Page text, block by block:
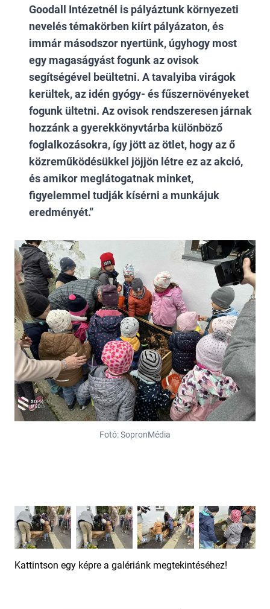
Goodall Intézetnél is pályáztunk környezeti
nevelés témakörben kiírt pályázaton, és
immár másodszor nyertünk, úgyhogy most
egy magaságyást fogunk az ovisok
segítségével beültetni. A tavalyiba virágok
kerültek, az idén gyógy- és fűszernövényeket
fogunk ültetni. Az ovisok rendszeresen járnak
hozzánk a gyerekkönyvtárba különböző
foglalkozásokra, így jött az ötlet, hogy az ő
közreműködésükkel jöjjön létre ez az akció,
és amikor meglátogatnak minket,
figyelemmel tudják kísérni a munkájuk
eredményét.
Fotó: SopronMédia
Kattintson egy képre a galériánk megtekintéséhez!